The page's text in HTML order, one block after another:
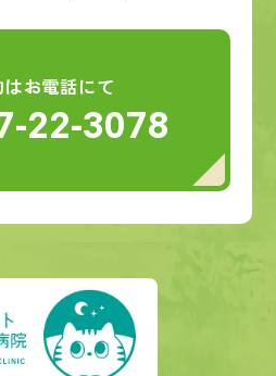
はお電話にて
22-3078